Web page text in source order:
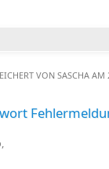
VON SASCHA AM